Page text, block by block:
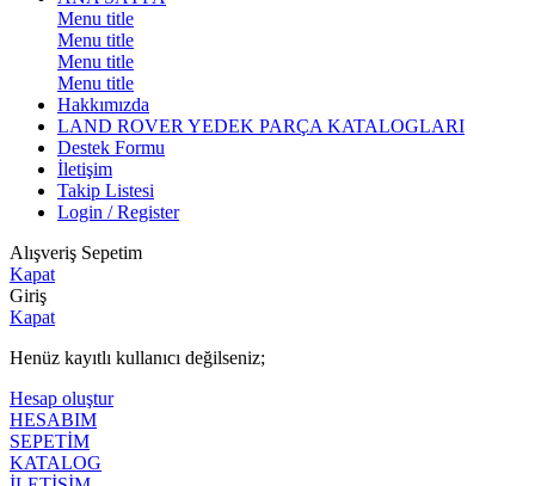
Menu title
Menu title
Menu title
Menu title
Hakkımızda
LAND ROVER YEDEK PARÇA KATALOGLARI
Destek Formu
İletişim
Takip Listesi
Login / Register
Alışveriş Sepetim
Kapat
Giriş
Kapat
Henüz kayıtlı kullanıcı değilseniz;
Hesap oluştur
HESABIM
SEPETİM
KATALOG